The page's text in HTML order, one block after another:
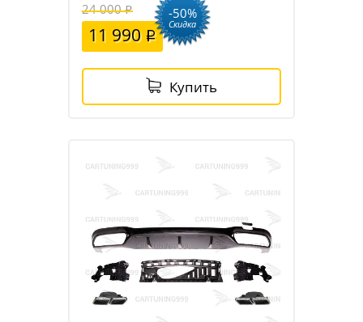
24 000
11 990
-50%
Скидка
Купить